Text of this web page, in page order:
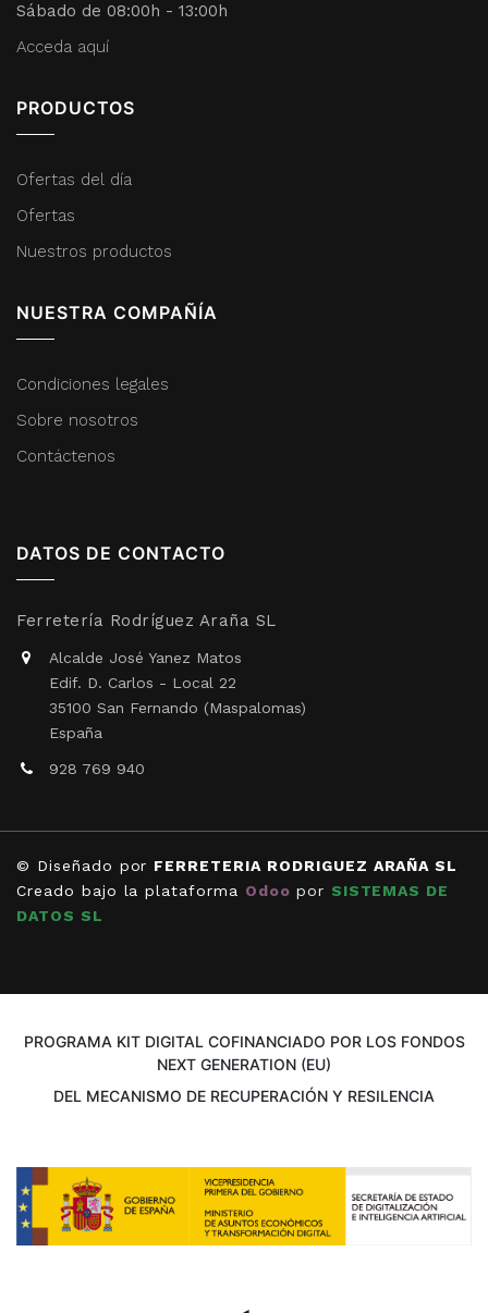
Sábado de 08:00h - 13:00h
Acceda aquí
PRODUCTOS
Ofertas del día
Ofertas
Nuestros productos
NUESTRA COMPAÑÍA
Condiciones legales
Sobre nosotros
Contáctenos
DATOS DE CONTACTO
Ferretería Rodríguez Araña SL
Alcalde José Yanez Matos
Edif. D. Carlos - Local 22
35100 San Fernando (Maspalomas)
España
928 769 940
© Diseñado por FERRETERIA RODRIGUEZ ARAÑA SL
Creado bajo la plataforma Odoo por SISTEMAS DE
DATOS SL
PROGRAMA KIT DIGITAL COFINANCIADO POR LOS FONDOS
NEXT GENERATION (EU)
DEL MECANISMO DE RECUPERACIÓN Y RESILENCIA